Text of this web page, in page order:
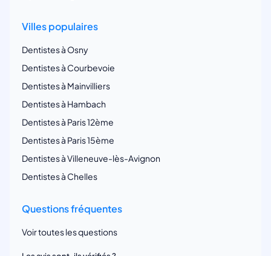
Villes populaires
Dentistes à Osny
Dentistes à Courbevoie
Dentistes à Mainvilliers
Dentistes à Hambach
Dentistes à Paris 12ème
Dentistes à Paris 15ème
Dentistes à Villeneuve-lès-Avignon
Dentistes à Chelles
Questions fréquentes
Voir toutes les questions